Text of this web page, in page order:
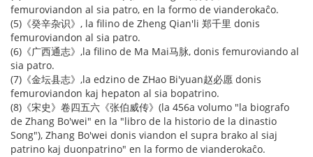
femuroviandon al sia patro, en la formo de vianderokaĉo.
(5)《癸辛杂识》, la filino de Zheng Qian'li 郑千里 donis
femuroviandon al sia patro.
(6)《广西通志》,la filino de Ma Mai马脉, donis femuroviando al
sia patro.
(7)《金坛县志》,la edzino de ZHao Bi'yuan赵必愿 donis
femuroviandon kaj hepaton al sia bopatrino.
(8)《宋史》卷四五六《张伯威传》(la 456a volumo "la biografo
de Zhang Bo'wei" en la "libro de la historio de la dinastio
Song"), Zhang Bo'wei donis viandon el supra brako al siaj
patrino kaj duonpatrino" en la formo de vianderokaĉo.